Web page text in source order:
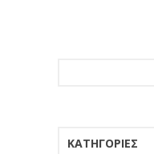
ΚΑΤΗΓΟΡΊΕΣ